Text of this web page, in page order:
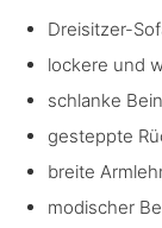
Dreisitzer-
lockere und
schlanke
gesteppte
breite
modischer